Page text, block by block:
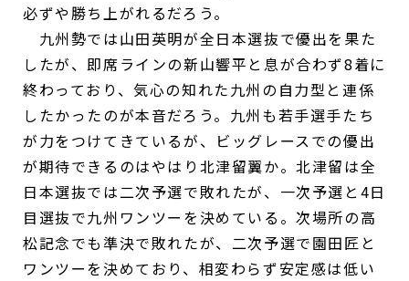
必ずや勝ち上がれるだろう。
九州勢では山田英明が全日本選抜で優出を果た
したが、即席ラインの新山響平と息が合わず8着に
終わっており、気心の知れた九州の自力型と連係
したかったのが本音だろう。九州も若手選手たち
が力をつけてきているが、ビッグレースでの優出
が期待できるのはやはり北津留翼か。北津留は全
日本選抜では二次予選で敗れたが、一次予選と4日
目選抜で九州ワンツーを決めている。次場所の高
松記念でも準決で敗れたが、二次予選で園田匠と
ワンツーを決めており、相変わらず安定感は低い